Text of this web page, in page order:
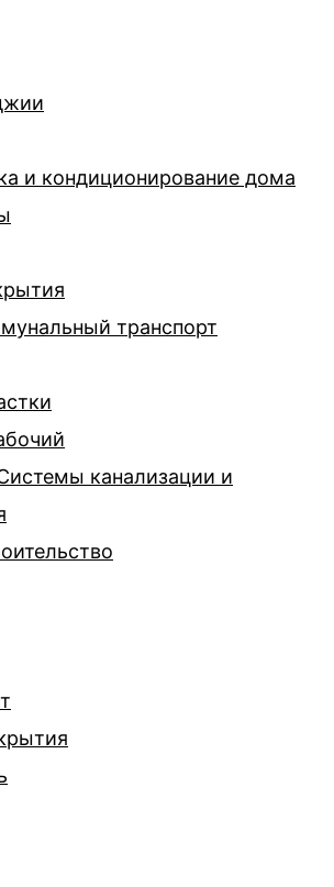
и кондиционирование дома
транспорт
канализации и